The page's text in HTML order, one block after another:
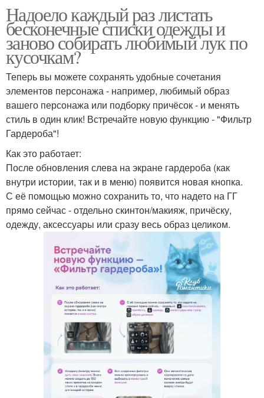
Надоело каждый раз листать
бесконечные списки одежды и
заново собирать любимый лук по
кусочкам?
Теперь вы можете сохранять удобные сочетания
элементов персонажа - например, любимый образ
вашего персонажа или подборку причёсок - и менять
стиль в один клик! Встречайте новую функцию - "Фильтр
Гардероба"!
Как это работает:
После обновления слева на экране гардероба (как
внутри истории, так и в меню) появится новая кнопка.
С её помощью можно сохранить то, что надето на ГГ
прямо сейчас - отдельно скинтон/макияж, причёску,
одежду, аксессуары или сразу весь образ целиком.